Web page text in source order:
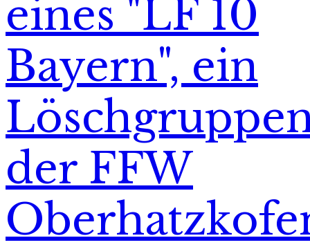
eines "LF 10
Bayern", ein
der FFW